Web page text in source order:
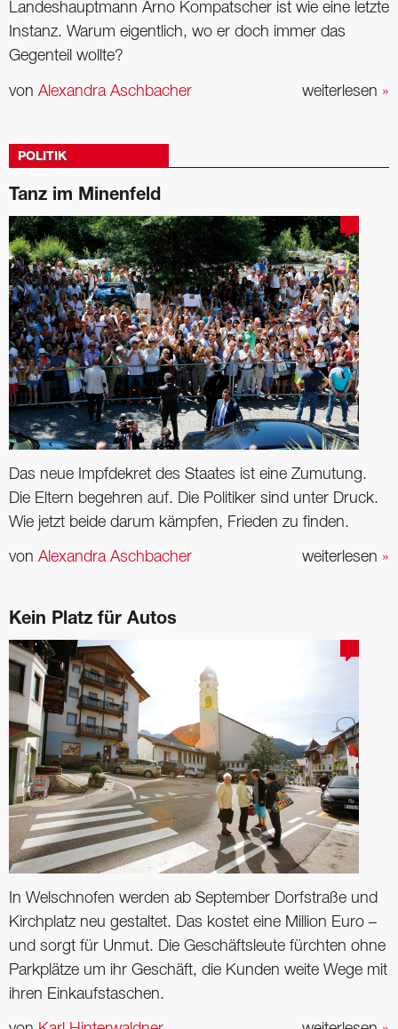
Landeshauptmann Arno Kompatscher ist wie eine letzte
Instanz. Warum eigentlich, wo er doch immer das
Gegenteil wollte?
weiterlesen »
von Alexandra Aschbacher
POLITIK
Tanz im Minenfeld
Das neue Impfdekret des Staates ist eine Zumutung.
Die Eltern begehren auf. Die Politiker sind unter Druck.
Wie jetzt beide darum kämpfen, Frieden zu finden.
weiterlesen »
von Alexandra Aschbacher
Kein Platz für Autos
In Welschnofen werden ab September Dorfstraße und
Kirchplatz neu gestaltet. Das kostet eine Million Euro –
und sorgt für Unmut. Die Geschäftsleute fürchten ohne
Parkplätze um ihr Geschäft, die Kunden weite Wege mit
ihren Einkaufstaschen.